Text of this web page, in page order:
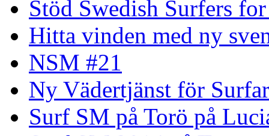
Stöd Swedish Surfers
Hitta vinden med ny
NSM #21
Ny Vädertjänst för
Surf SM på Torö på